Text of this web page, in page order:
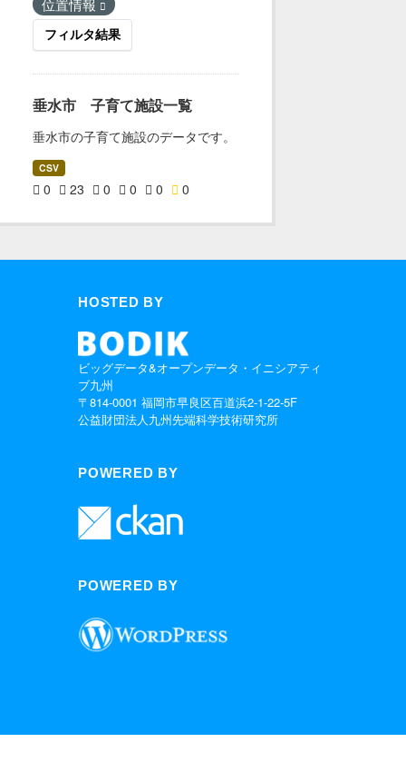
位置情報
フィルタ結果
垂水市 子育て施設一覧
垂水市の子育て施設のデータです。
CSV
0 23 0 0 0 0
HOSTED BY
ビッグデータ&オープンデータ・イニシアティ
ブ九州
〒814-0001 福岡市早良区百道浜2-1-22-5F
公益財団法人九州先端科学技術研究所
POWERED BY
POWERED BY